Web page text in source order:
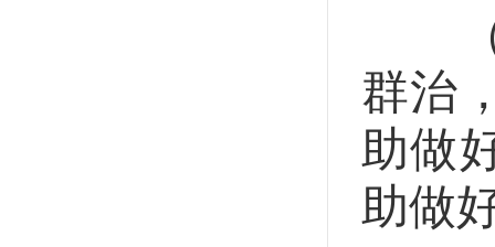
（
群治
助做
助做